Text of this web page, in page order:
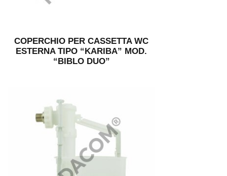
COPERCHIO PER CASSETTA WC
ESTERNA TIPO “KARIBA” MOD.
“BIBLO DUO”